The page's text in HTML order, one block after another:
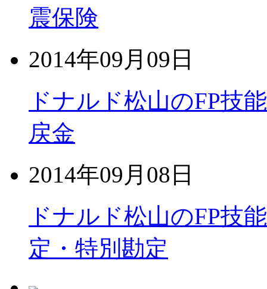
震保険
2014年09月09日
ドナルド松山のFP
戻金
2014年09月08日
ドナルド松山のFP
定・特別勘定